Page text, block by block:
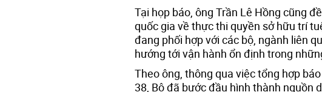
Tại họp báo, ông Trần Lê Hồng cũng
quốc gia về thực thi quyền sở hữu trí
đang phối hợp với các bộ, ngành liên
hướng tới vận hành ổn định trong
Theo ông, thông qua việc tổng hợp
38, Bộ đã bước đầu hình thành nguồn